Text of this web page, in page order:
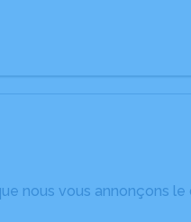
nous vous annonçons